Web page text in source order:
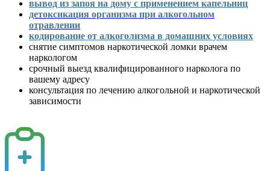
вывод из запоя на дому с применением капельниц
детоксикация организма при алкогольном
отравлении
кодирование от алкоголизма в домашних условиях
снятие симптомов наркотической ломки врачем
наркологом
срочный выезд квалифицированного нарколога по
вашему адресу
консультация по лечению алкогольной и наркотической
зависимости